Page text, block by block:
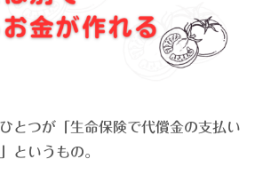
とつが「生命保険で代償金の支払い
というもの。